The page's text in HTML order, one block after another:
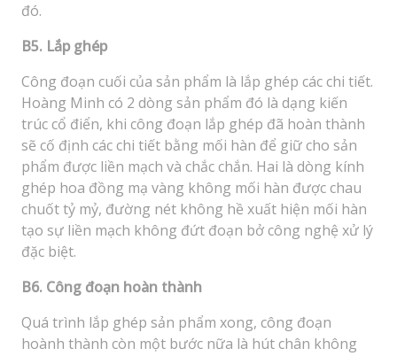
đó.
B5. Lắp ghép
Công đoạn cuối của sản phẩm là lắp ghép các chi tiết.
Hoàng Minh có 2 dòng sản phẩm đó là dạng kiến
trúc cổ điển, khi công đoạn lắp ghép đã hoàn thành
sẽ cố định các chi tiết bằng mối hàn để giữ cho sản
phẩm được liền mạch và chắc chắn. Hai là dòng kính
ghép hoa đồng mạ vàng không mối hàn được chau
chuốt tỷ mỷ, đường nét không hề xuất hiện mối hàn
tạo sự liền mạch không đứt đoạn bở công nghệ xử lý
đặc biệt.
B6. Công đoạn hoàn thành
Quá trình lắp ghép sản phẩm xong, công đoạn
hoành thành còn một bước nữa là hút chân không